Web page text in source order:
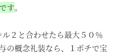
す。
ル２と合わせたら最大５０％
の概念礼装なら、１ポチで宝